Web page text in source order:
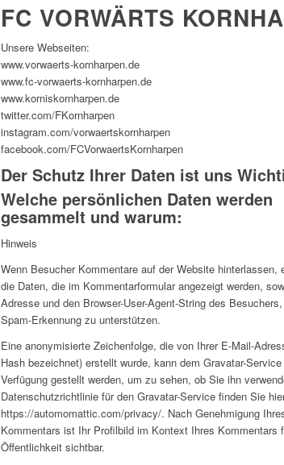
FC VORWÄRTS
Unsere Webseiten:
www.vorwaerts-kornharpen.de
www.fc-vorwaerts-kornharpen.de
www.korniskornharpen.de
twitter.com/FKornharpen
instagram.com/vorwaertskornharpen
facebook.com/FCVorwaertsKornharpen
Der Schutz Ihrer Daten ist uns
Welche persönlichen Daten werden
gesammelt und warum:
Hinweis
Wenn Besucher Kommentare auf der Website hinterlassen,
die Daten, die im Kommentarformular angezeigt werden,
Adresse und den Browser-User-Agent-String des
Spam-Erkennung zu unterstützen.
Eine anonymisierte Zeichenfolge, die von Ihrer E-Mail-
Hash bezeichnet) erstellt wurde, kann dem Gravatar-
Verfügung gestellt werden, um zu sehen, ob Sie ihn
Datenschutzrichtlinie für den Gravatar-Service finden Sie
https://automomattic.com/privacy/. Nach Genehmigung
Kommentars ist Ihr Profilbild im Kontext Ihres Kommentars
Öffentlichkeit sichtbar.